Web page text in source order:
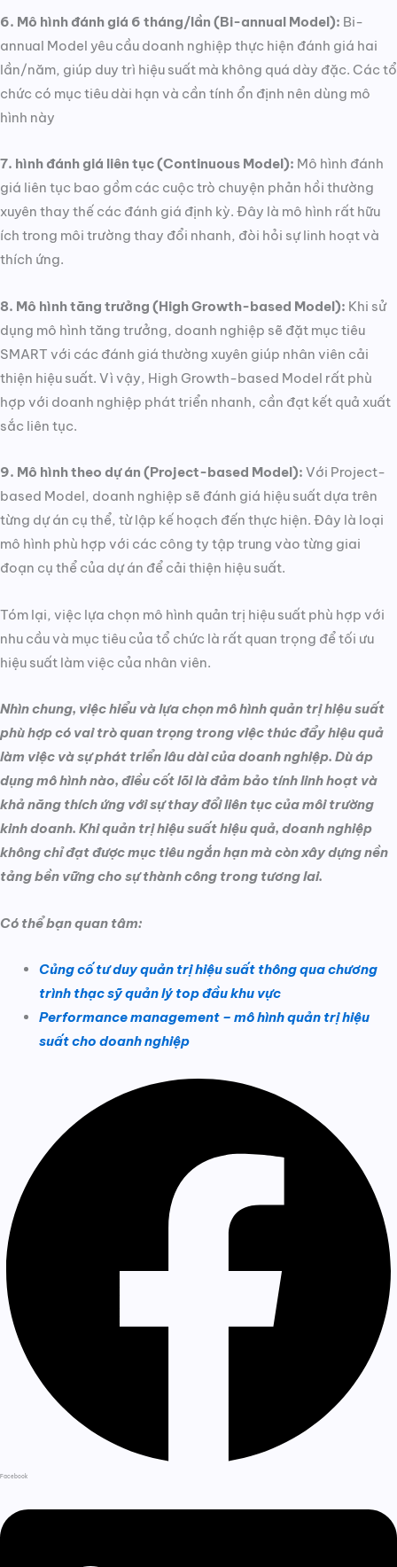
6. Mô hình đánh giá 6 tháng/lần (Bi-annual Model): Bi-
annual Model yêu cầu doanh nghiệp thực hiện đánh giá hai
lần/năm, giúp duy trì hiệu suất mà không quá dày đặc. Các tổ
chức có mục tiêu dài hạn và cần tính ổn định nên dùng mô
hình này
7. hình đánh giá liên tục (Continuous Model): Mô hình đánh
giá liên tục bao gồm các cuộc trò chuyện phản hồi thường
xuyên thay thế các đánh giá định kỳ. Đây là mô hình rất hữu
ích trong môi trường thay đổi nhanh, đòi hỏi sự linh hoạt và
thích ứng.
8. Mô hình tăng trưởng (High Growth-based Model): Khi sử
dụng mô hình tăng trưởng, doanh nghiệp sẽ đặt mục tiêu
SMART với các đánh giá thường xuyên giúp nhân viên cải
thiện hiệu suất. Vì vậy, High Growth-based Model rất phù
hợp với doanh nghiệp phát triển nhanh, cần đạt kết quả xuất
sắc liên tục.
9. Mô hình theo dự án (Project-based Model): Với Project-
based Model, doanh nghiệp sẽ đánh giá hiệu suất dựa trên
từng dự án cụ thể, từ lập kế hoạch đến thực hiện. Đây là loại
mô hình phù hợp với các công ty tập trung vào từng giai
đoạn cụ thể của dự án để cải thiện hiệu suất.
Tóm lại, việc lựa chọn mô hình quản trị hiệu suất phù hợp với
nhu cầu và mục tiêu của tổ chức là rất quan trọng để tối ưu
hiệu suất làm việc của nhân viên.
Nhìn chung, việc hiểu và lựa chọn mô hình quản trị hiệu suất
phù hợp có vai trò quan trọng trong việc thúc đẩy hiệu quả
làm việc và sự phát triển lâu dài của doanh nghiệp. Dù áp
dụng mô hình nào, điều cốt lõi là đảm bảo tính linh hoạt và
khả năng thích ứng với sự thay đổi liên tục của môi trường
kinh doanh. Khi quản trị hiệu suất hiệu quả, doanh nghiệp
không chỉ đạt được mục tiêu ngắn hạn mà còn xây dựng nền
tảng bền vững cho sự thành công trong tương lai.
Có thể bạn quan tâm:
Củng cố tư duy quản trị hiệu suất thông qua chương
trình thạc sỹ quản lý top đầu khu vực
Performance management – mô hình quản trị hiệu
suất cho doanh nghiệp
Facebook